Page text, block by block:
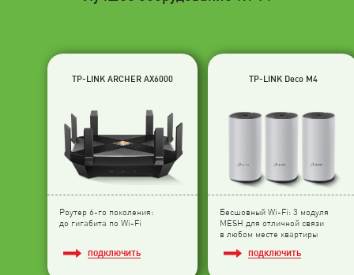
TP-LINK ARCHER AX6000
Роутер 6-го поколения:
до гигабита по Wi-Fi
ПОДКЛЮЧИТЬ
TP-LINK Deco M4
Бесшовный Wi-Fi: 3 модуля
МESH для отличной связи
в любом месте квартиры
ПОДКЛЮЧИТЬ